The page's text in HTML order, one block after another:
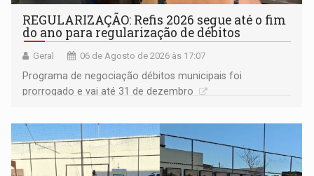
REGULARIZAÇÃO: Refis 2026 segue até o fim
do ano para regularização de débitos
Geral 06 de Agosto de 2026 às 17:07
Programa de negociação débitos municipais foi
prorrogado e vai até 31 de dezembro